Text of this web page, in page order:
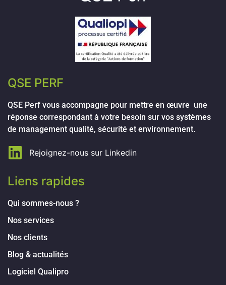
QSE PERF
QSE Perf vous accompagne pour mettre en œuvre une
réponse correspondant à votre besoin sur vos systèmes
de management qualité, sécurité et environnement.
Rejoignez-nous sur Linkedin
Liens rapides
Qui sommes-nous ?
Nos services
Nos clients
Blog & actualités
Logiciel Qualipro